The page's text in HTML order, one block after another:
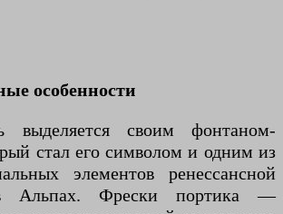
особенности
выделяется своим фонтаном-
стал его символом и одним из
элементов ренессансной
Альпах. Фрески портика —